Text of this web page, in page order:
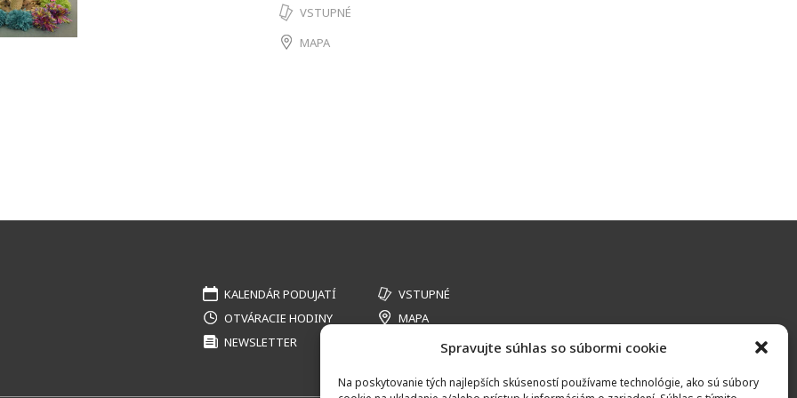
Spravujte súhlas so súbormi cookie
Na poskytovanie tých najlepších skúseností používame technológie, ako sú súbory
VSTUPNÉ
MAPA
KALENDÁR PODUJATÍ
OTVÁRACIE HODINY
NEWSLETTER
VSTUPNÉ
MAPA